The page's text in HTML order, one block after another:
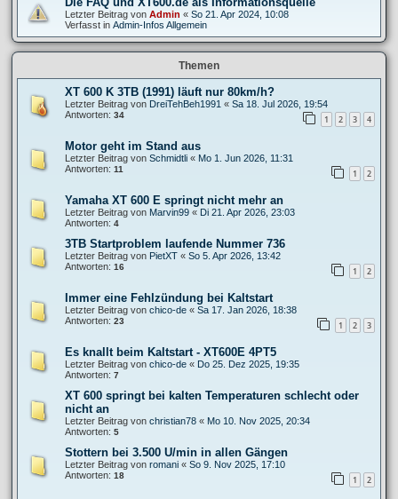
Letzter Beitrag von Admin « So 21. Apr 2024, 10:08
Verfasst in Admin-Infos Allgemein
Themen
XT 600 K 3TB (1991) läuft nur 80km/h?
Letzter Beitrag von DreiTehBeh1991 « Sa 18. Jul 2026, 19:54
Antworten: 34 1 2 3 4
Motor geht im Stand aus
Letzter Beitrag von Schmidtli « Mo 1. Jun 2026, 11:31
Antworten: 11 1 2
Yamaha XT 600 E springt nicht mehr an
Letzter Beitrag von Marvin99 « Di 21. Apr 2026, 23:03
Antworten: 4
3TB Startproblem laufende Nummer 736
Letzter Beitrag von PietXT « So 5. Apr 2026, 13:42
Antworten: 16 1 2
Immer eine Fehlzündung bei Kaltstart
Letzter Beitrag von chico-de « Sa 17. Jan 2026, 18:38
Antworten: 23 1 2 3
Es knallt beim Kaltstart - XT600E 4PT5
Letzter Beitrag von chico-de « Do 25. Dez 2025, 19:35
Antworten: 7
XT 600 springt bei kalten Temperaturen schlecht oder
nicht an
Letzter Beitrag von christian78 « Mo 10. Nov 2025, 20:34
Antworten: 5
Stottern bei 3.500 U/min in allen Gängen
Letzter Beitrag von romani « So 9. Nov 2025, 17:10
Antworten: 18 1 2